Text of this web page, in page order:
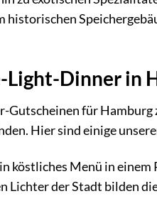
Light-Dinner in
für Hamburg
Hier sind einige
köstliches Menü in
Lichter der Stadt bilden